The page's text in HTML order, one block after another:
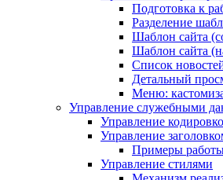
Подготовка к
Разделение
Шаблон сайта
Шаблон сайта
Список
Детальный
Меню:
Управление служебными
Управление
Управление
Примеры
Управление стилями